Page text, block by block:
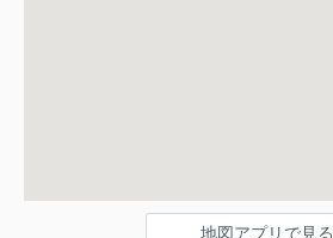
地図アプリで見る